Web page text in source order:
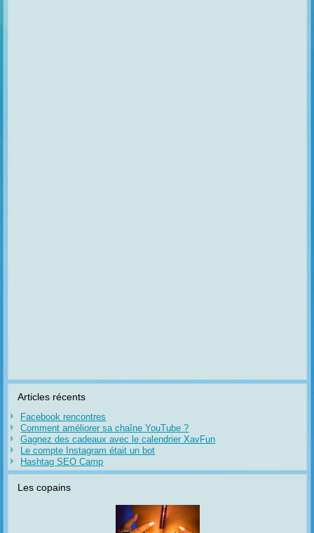
Articles récents
Facebook rencontres
Comment améliorer sa chaîne YouTube ?
Gagnez des cadeaux avec le calendrier XavFun
Le compte Instagram était un bot
Hashtag SEO Camp
Les copains